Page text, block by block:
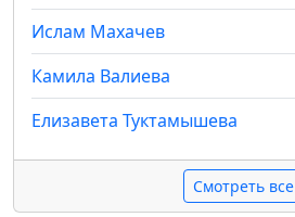
Ислам Махачев
Камила Валиева
Елизавета Туктамышева
Смотреть все